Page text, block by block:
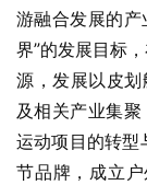
游融合发展的
界”的发展目标
源，发展以皮
及相关产业集
运动项目的转型
节品牌，成立